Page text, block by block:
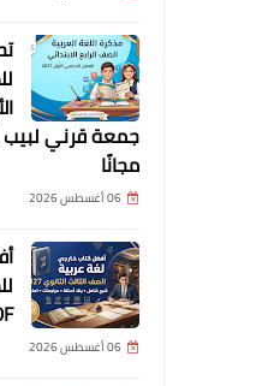
جمعة قرني لبيب
مجانًا
06 أغسطس 2026
06 أغسطس 2026